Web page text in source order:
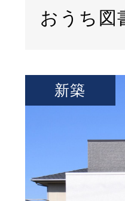
おうち図
新築